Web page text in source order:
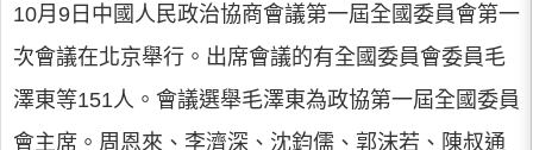
10月9日中國人民政治協商會議第一屆全國委員會第一
次會議在北京舉行。出席會議的有全國委員會委員毛
澤東等151人。會議選舉毛澤東為政協第一屆全國委員
會主席。周恩來、李濟深、沈鈞儒、郭沫若、陳叔通